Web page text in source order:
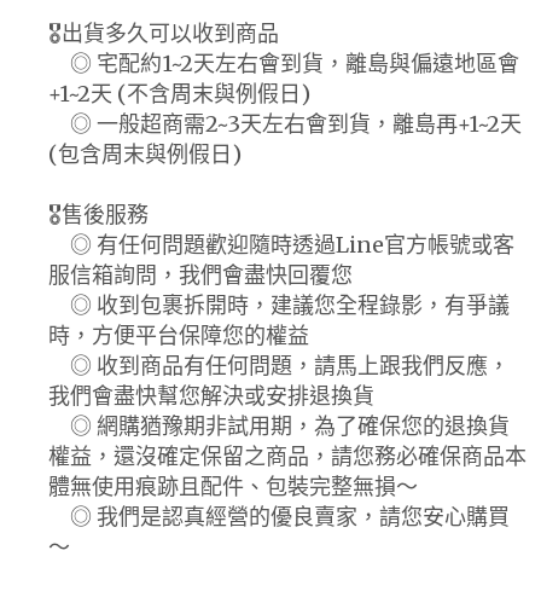
🎖️出貨多久可以收到商品
◎ 宅配約1~2天左右會到貨，離島與偏遠地區會
+1~2天 (不含周末與例假日)
◎ 一般超商需2~3天左右會到貨，離島再+1~2天
(包含周末與例假日)
🎖️售後服務
◎ 有任何問題歡迎隨時透過Line官方帳號或客
服信箱詢問，我們會盡快回覆您
◎ 收到包裹拆開時，建議您全程錄影，有爭議
時，方便平台保障您的權益
◎ 收到商品有任何問題，請馬上跟我們反應，
我們會盡快幫您解決或安排退換貨
◎ 網購猶豫期非試用期，為了確保您的退換貨
權益，還沒確定保留之商品，請您務必確保商品本
體無使用痕跡且配件、包裝完整無損～
◎ 我們是認真經營的優良賣家，請您安心購買
～